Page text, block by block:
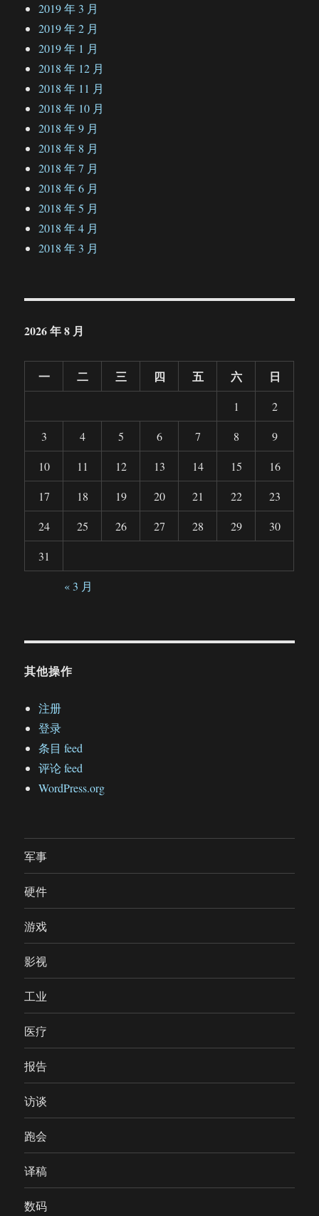
2019 年 3 月
2019 年 2 月
2019 年 1 月
2018 年 12 月
2018 年 11 月
2018 年 10 月
2018 年 9 月
2018 年 8 月
2018 年 7 月
2018 年 6 月
2018 年 5 月
2018 年 4 月
2018 年 3 月
2026 年 8 月
一 二 三 四 五 六 日
1
2
3
4 5 6 7 8
9
10
11 12 13 14 15
16
17
18 19 20 21 22
23
24
25 26 27 28 29
30
31
« 3 月
其他操作
注册
登录
条目 feed
评论 feed
WordPress.org
军事
硬件
游戏
影视
工业
医疗
报告
访谈
跑会
译稿
数码